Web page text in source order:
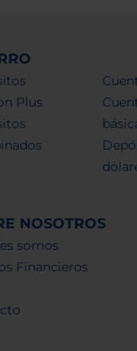
Plus
NOSOTROS
somos
Financieros